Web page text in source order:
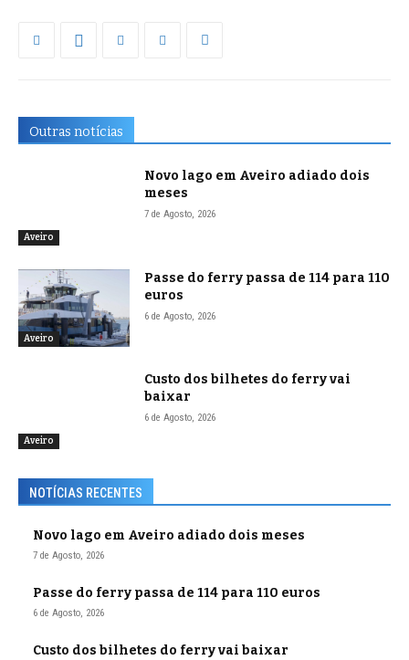
Outras notícias
Aveiro
Novo lago em Aveiro adiado dois
meses
7 de Agosto, 2026
Aveiro
Passe do ferry passa de 114 para 110
euros
6 de Agosto, 2026
Aveiro
Custo dos bilhetes do ferry vai
baixar
6 de Agosto, 2026
NOTÍCIAS RECENTES
Novo lago em Aveiro adiado dois meses
7 de Agosto, 2026
Passe do ferry passa de 114 para 110 euros
6 de Agosto, 2026
Custo dos bilhetes do ferry vai baixar